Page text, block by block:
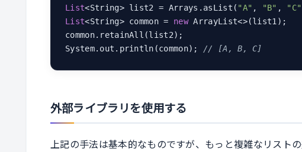
List<String> list2 = Arrays.asList( "A" , "B" , "C"
List<String> common = new ArrayList<>(list1);
common.retainAll(list2);
System.out.println(common); // [A, B, C]
外部ライブラリを使用する
上記の手法は基本的なものですが、もっと複雑なリスト